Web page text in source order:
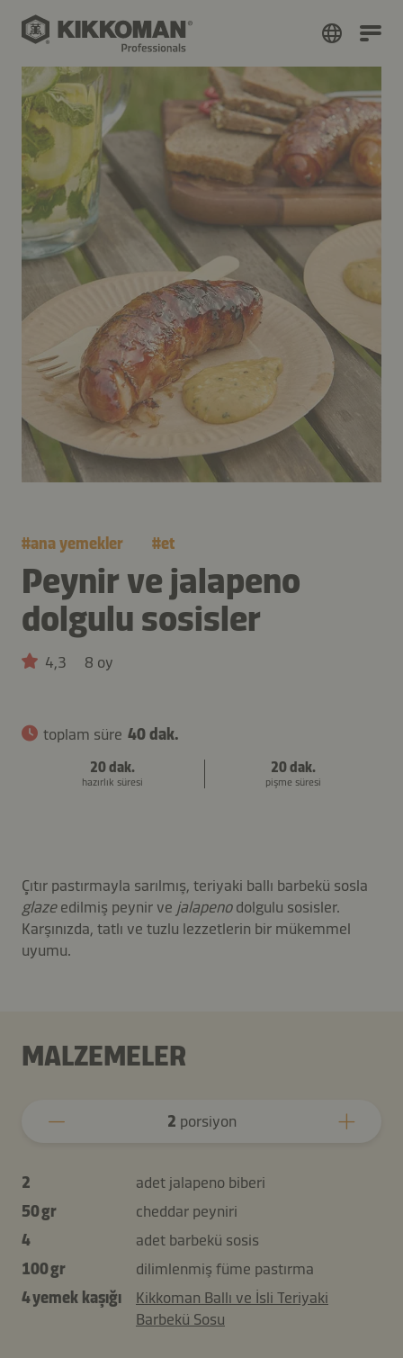
#ana yemekler #et
Peynir ve jalapeno
dolgulu sosisler
4,3 8 oy
toplam süre 40 dak.
20 dak.
hazırlık süresi
20 dak.
pişme süresi
Çıtır pastırmayla sarılmış, teriyaki ballı barbekü sosla
glazeedilmiş peynir ve jalapenodolgulu sosisler.
Karşınızda, tatlı ve tuzlu lezzetlerin bir mükemmel
uyumu.
MALZEMELER
2 porsiyon
2
adet jalapeno biberi
50 gr
cheddar peyniri
4
adet barbekü sosis
100 gr
dilimlenmiş füme pastırma
4 yemek kaşığı
Kikkoman Ballı ve İsli Teriyaki
Barbekü Sosu